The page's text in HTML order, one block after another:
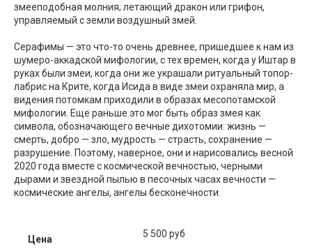
змееподобная молния; летающий дракон или грифон,
управляемый с земли воздушный змей.
Серафимы — это что-то очень древнее, пришедшее к нам из
шумеро-аккадской мифологии, с тех времен, когда у Иштар в
руках были змеи, когда они же украшали ритуальный топор-
лабрис на Крите, когда Исида в виде змеи охраняла мир, а
видения потомкам приходили в образах месопотамской
мифологии. Еще раньше это мог быть образ змея как
символа, обозначающего вечные дихотомии: жизнь —
смерть, добро — зло, мудрость — страсть, сохранение —
разрушение. Поэтому, наверное, они и нарисовались весной
2020 года вместе с космической вечностью, черными
дырами и звездной пылью в песочных часах вечности —
космические ангелы, ангелы бесконечности.
Цена 5 500 руб